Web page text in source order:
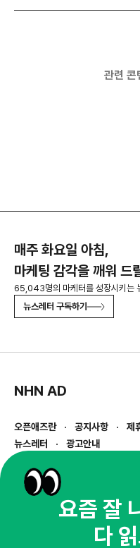
관련 콘
매주 화요일 아침,
마케팅 감각을 깨워 드
65,043명의 마케터를 성장시키는
뉴스레터 구독하기
NHN AD
오픈애즈란 공지사항 제
뉴스레터
광고안내
경기도 성남시 분당구 대왕판교로645
사업자등록번호 : 144-81-27690(
통신판매업신고번호 : 2014-경기성남
호스팅서비스사업자 : 오픈애즈
요즘 잘
다